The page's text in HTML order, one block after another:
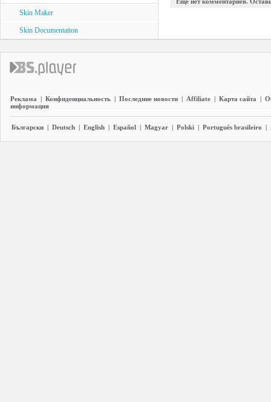
Skin Maker
Skin Documentation
Реклама | Конфиденциальность | Последние новости | Affiliate | Карта сайта |
информация
Български | Deutsch | English | Español | Magyar | Polski | Português brasileiro |